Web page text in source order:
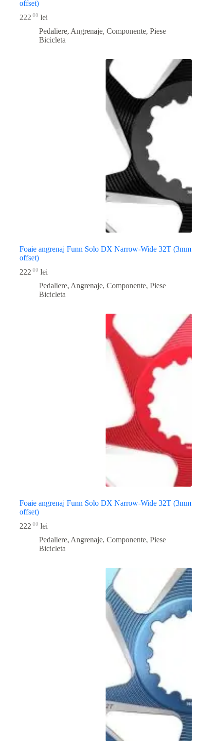
offset)
222 00 lei
Pedaliere, Angrenaje, Componente, Piese
Bicicleta
Foaie angrenaj Funn Solo DX Narrow-Wide 32T (3mm
offset)
222 00 lei
Pedaliere, Angrenaje, Componente, Piese
Bicicleta
Foaie angrenaj Funn Solo DX Narrow-Wide 32T (3mm
offset)
222 00 lei
Pedaliere, Angrenaje, Componente, Piese
Bicicleta